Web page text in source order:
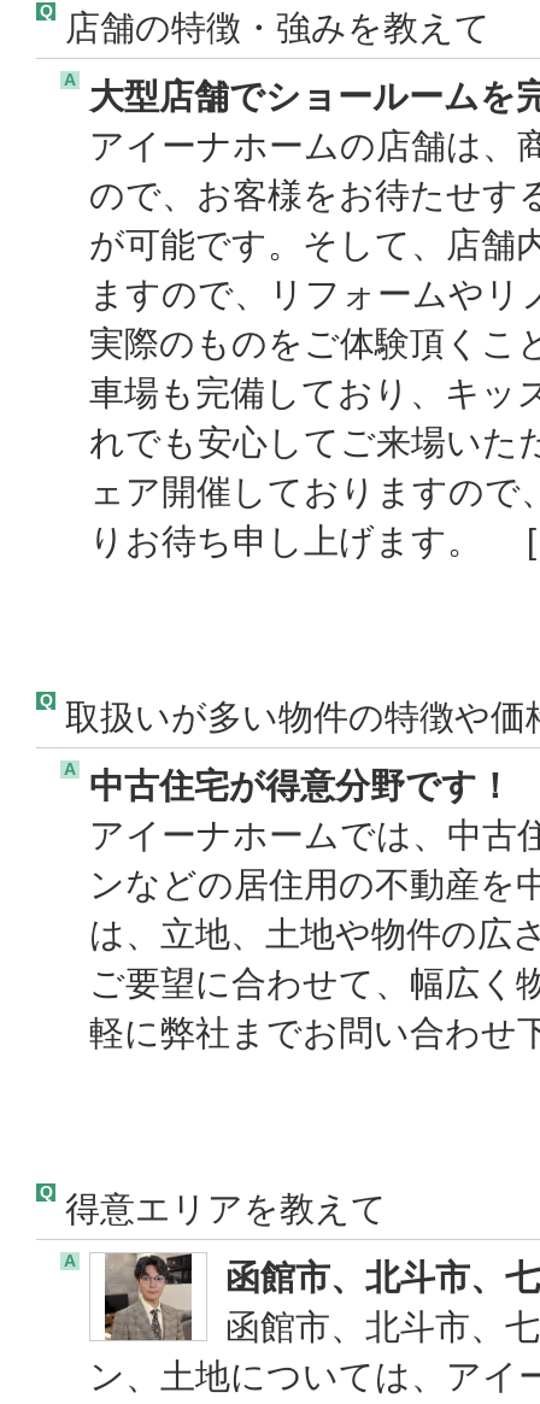
Q 店舗の特徴・強みを教えて
A
大型店舗でショールームを
アイーナホームの店舗は、
ので、お客様をお待たせす
が可能です。そして、店舗
ますので、リフォームや
実際のものをご体験頂くこ
車場も完備しており、キッ
れでも安心してご来場いた
ェア開催しておりますので
りお待ち申し上げま
Q 取扱いが多い物件の特徴や価
A
中古住宅が得意分野です！
アイーナホームでは、中古
ンなどの居住用の不動産を
は、立地、土地や物件の広
ご要望に合わせて、幅広く
軽に弊社までお問い合
Q 得意エリアを教えて
A
函館市、北斗市、
函館市、北斗市、
ン、土地については、アイ